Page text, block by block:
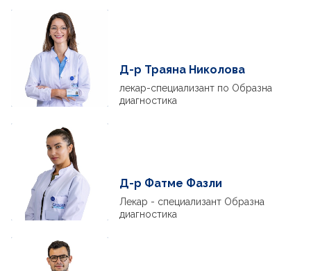
Д-р Траяна Николова
лекар-специализант по Образна
диагностика
Д-р Фатме Фазли
Лекар - специализант Образна
диагностика